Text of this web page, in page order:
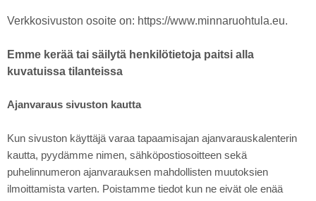
Verkkosivuston osoite on: https://www.minnaruohtula.eu.
Emme kerää tai säilytä henkilötietoja paitsi alla
kuvatuissa tilanteissa
Ajanvaraus sivuston kautta
Kun sivuston käyttäjä varaa tapaamisajan ajanvarauskalenterin
kautta, pyydämme nimen, sähköpostiosoitteen sekä
puhelinnumeron ajanvarauksen mahdollisten muutoksien
ilmoittamista varten. Poistamme tiedot kun ne eivät ole enää